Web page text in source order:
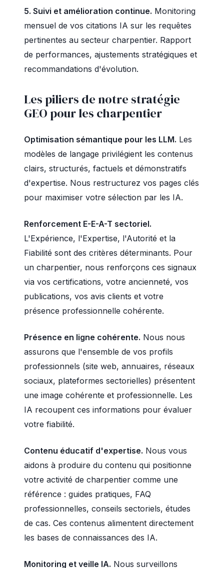
5. Suivi et amélioration continue. Monitoring
mensuel de vos citations IA sur les requêtes
pertinentes au secteur charpentier. Rapport
de performances, ajustements stratégiques et
recommandations d'évolution.
Les piliers de notre stratégie
GEO pour les charpentier
Optimisation sémantique pour les LLM. Les
modèles de langage privilégient les contenus
clairs, structurés, factuels et démonstratifs
d'expertise. Nous restructurez vos pages clés
pour maximiser votre sélection par les IA.
Renforcement E-E-A-T sectoriel.
L'Expérience, l'Expertise, l'Autorité et la
Fiabilité sont des critères déterminants. Pour
un charpentier, nous renforçons ces signaux
via vos certifications, votre ancienneté, vos
publications, vos avis clients et votre
présence professionnelle cohérente.
Présence en ligne cohérente. Nous nous
assurons que l'ensemble de vos profils
professionnels (site web, annuaires, réseaux
sociaux, plateformes sectorielles) présentent
une image cohérente et professionnelle. Les
IA recoupent ces informations pour évaluer
votre fiabilité.
Contenu éducatif d'expertise. Nous vous
aidons à produire du contenu qui positionne
votre activité de charpentier comme une
référence : guides pratiques, FAQ
professionnelles, conseils sectoriels, études
de cas. Ces contenus alimentent directement
les bases de connaissances des IA.
Monitoring et veille IA. Nous surveillons